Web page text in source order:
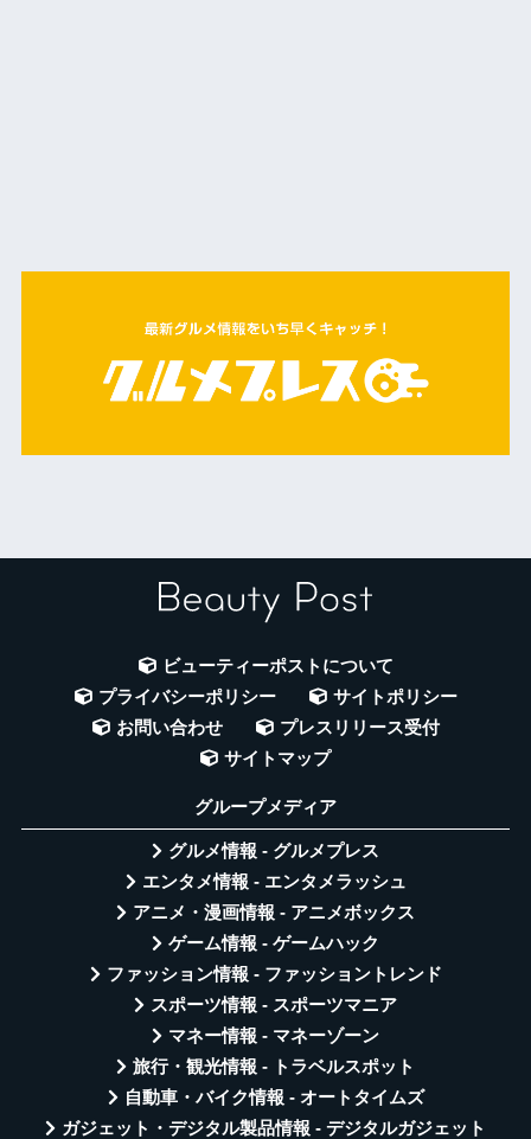
ビューティーポストについて
プライバシーポリシー
サイトポリシー
お問い合わせ
プレスリリース受付
サイトマップ
グループメディア
グルメ情報 - グルメプレス
エンタメ情報 - エンタメラッシュ
アニメ・漫画情報 - アニメボックス
ゲーム情報 - ゲームハック
ファッション情報 - ファッショントレンド
スポーツ情報 - スポーツマニア
マネー情報 - マネーゾーン
旅行・観光情報 - トラベルスポット
自動車・バイク情報 - オートタイムズ
ガジェット・デジタル製品情報 - デジタルガジェット